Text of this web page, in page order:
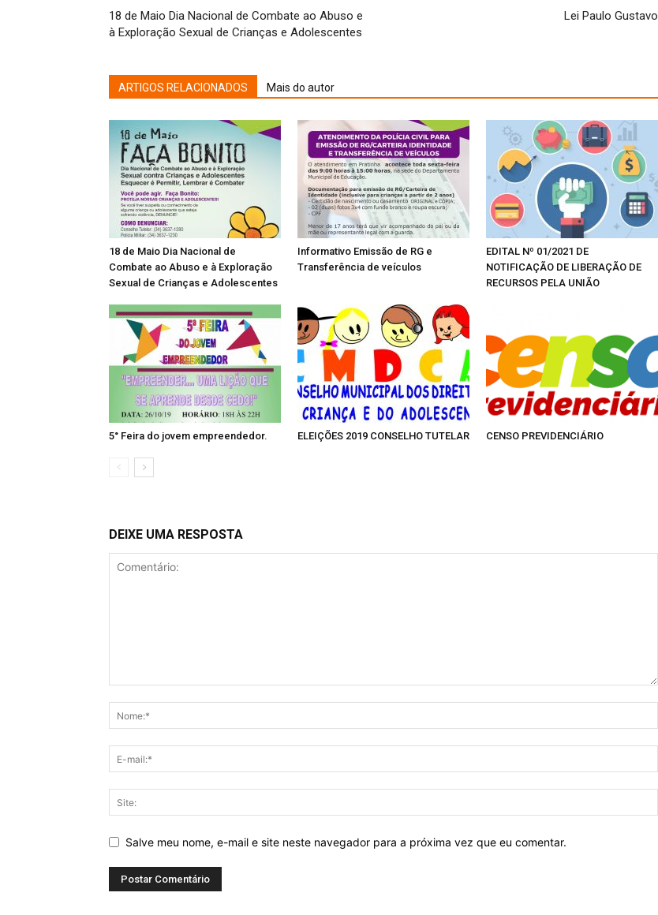
18 de Maio Dia Nacional de Combate ao Abuso e
à Exploração Sexual de Crianças e Adolescentes
Lei Paulo Gustavo
ARTIGOS RELACIONADOS Mais do autor
18 de Maio Dia Nacional de
Combate ao Abuso e à Exploração
Sexual de Crianças e Adolescentes
Informativo Emissão de RG e
Transferência de veículos
EDITAL Nº 01/2021 DE
NOTIFICAÇÃO DE LIBERAÇÃO DE
RECURSOS PELA UNIÃO
5° Feira do jovem empreendedor. ELEIÇÕES 2019 CONSELHO TUTELAR CENSO PREVIDENCIÁRIO
DEIXE UMA RESPOSTA
Salve meu nome, e-mail e site neste navegador para a próxima vez que eu comentar.